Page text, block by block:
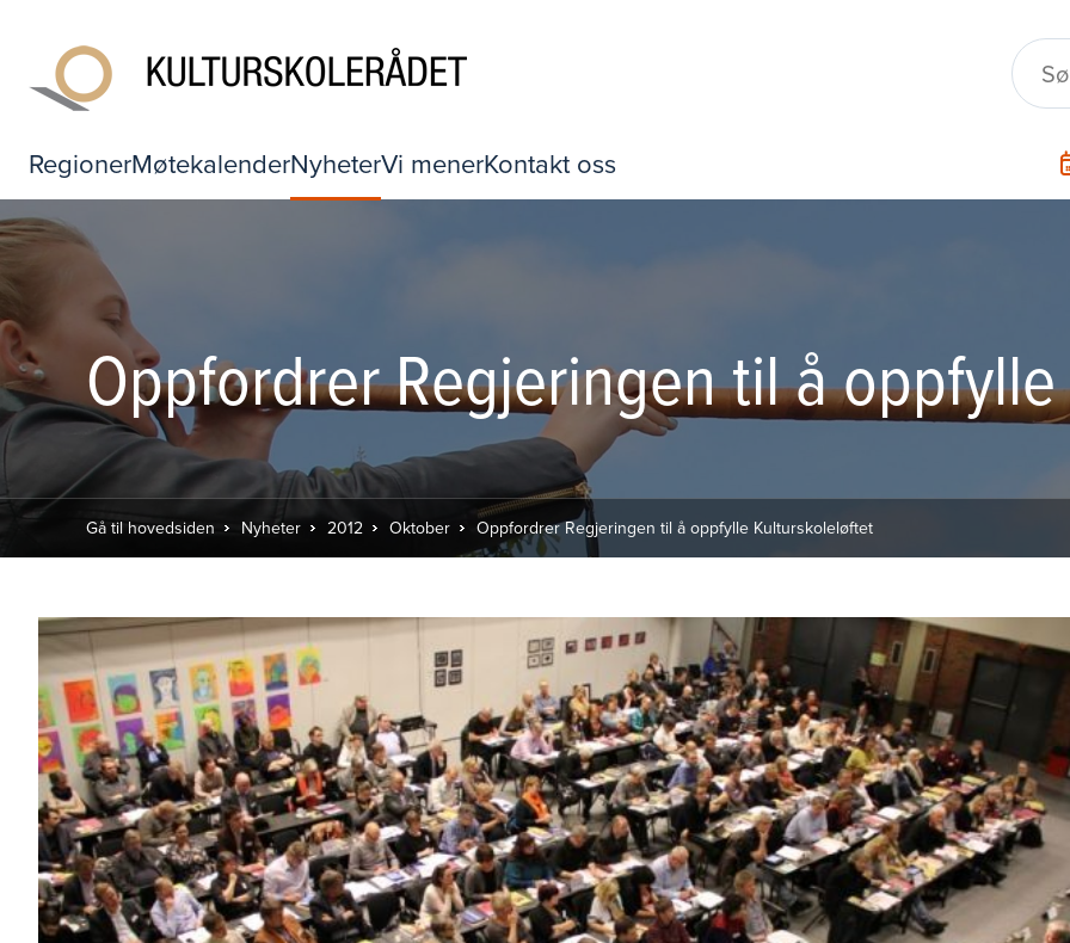
RegionerMøtekalenderNyheterVi menerKontakt oss
Oppfordrer Regjeringen til å
Gå til hovedsiden Nyheter 2012 Oktober Oppfordrer Regjeringen til å oppfylle Kulturskoleløftet